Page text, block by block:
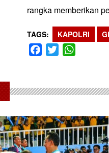
rangka memberikan
TAGS KAPOLRI
Facebook
Twitter